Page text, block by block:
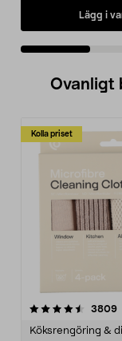
Lägg i
Ovanligt
Kolla priset
3809
Köksrengöring &
4.0av 5